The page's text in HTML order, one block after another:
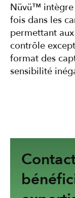
Nüvü™ intègre
fois dans les
permettant
contrôle
format des
sensibilité